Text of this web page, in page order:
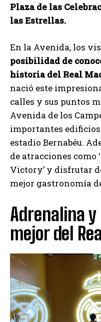
Plaza de las
las Estrellas.
En la Avenida, los
posibilidad de
historia del Real
nació este
calles y sus puntos
Avenida de los
importantes
estadio Bernabéu.
de atracciones como
Victory’ y disfrutar
mejor gastronomía
Adrenalina
mejor del